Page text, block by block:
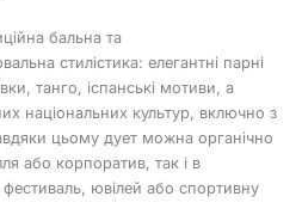
бальна та
стилістика: елегантні парні
танго, іспанські мотиви, а
національних культур, включно з
цьому дует можна органічно
або корпоратив, так і в
ювілей або спортивну